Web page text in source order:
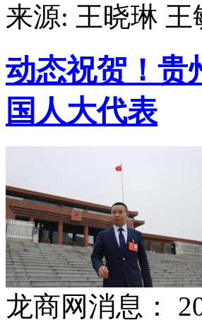
来源: 王晓琳 王
动态祝贺！贵
国人大代表
龙商网消息：